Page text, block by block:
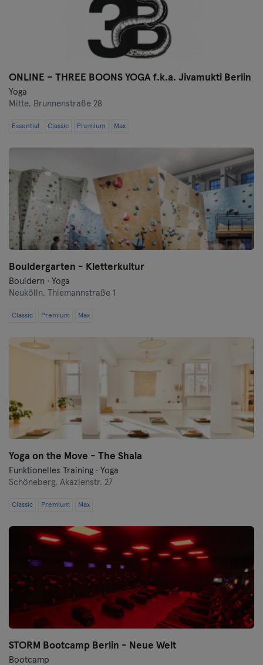
ONLINE – THREE BOONS YOGA f.k.a. Jivamukti Berlin
Yoga
Mitte, Brunnenstraße 28
Essential Classic Premium Max
Bouldergarten - Kletterkultur
Bouldern · Yoga
Neukölln,
Thiemannstraße 1
Classic Premium Max
Yoga on the Move - The Shala
Funktionelles Training · Yoga
Schöneberg, Akazienstr. 27
Classic Premium Max
STORM Bootcamp Berlin - Neue Welt
Bootcamp